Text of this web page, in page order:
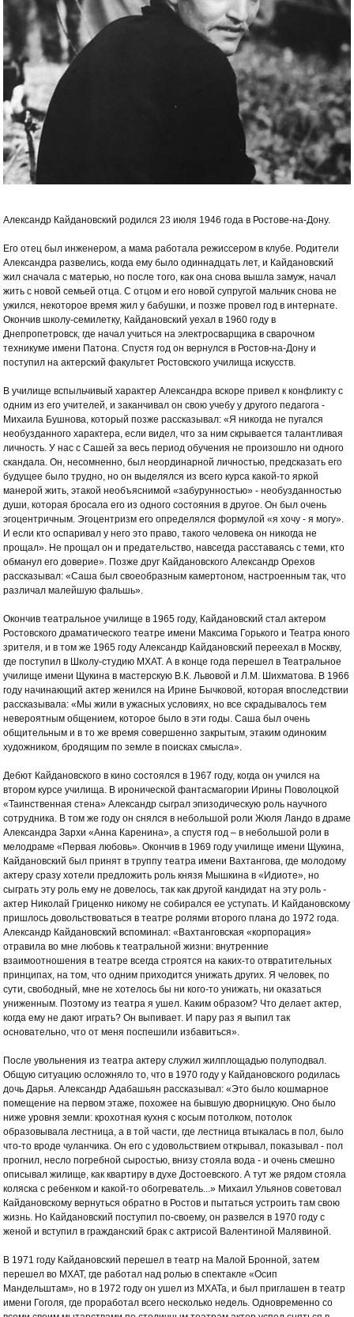
Александр Кайдановский родился 23 июля 1946 года в Ростове-на-Дону.
Его отец был инженером, а мама работала режиссером в клубе. Родители
Александра развелись, когда ему было одиннадцать лет, и Кайдановский
жил сначала с матерью, но после того, как она снова вышла замуж, начал
жить с новой семьей отца. С отцом и его новой супругой мальчик снова не
ужился, некоторое время жил у бабушки, и позже провел год в интернате.
Окончив школу-семилетку, Кайдановский уехал в 1960 году в
Днепропетровск, где начал учиться на электросварщика в сварочном
техникуме имени Патона. Спустя год он вернулся в Ростов-на-Дону и
поступил на актерский факультет Ростовского училища искусств.
В училище вспыльчивый характер Александра вскоре привел к конфликту с
одним из его учителей, и заканчивал он свою учебу у другого педагога -
Михаила Бушнова, который позже рассказывал: «Я никогда не пугался
необузданного характера, если видел, что за ним скрывается талантливая
личность. У нас с Сашей за весь период обучения не произошло ни одного
скандала. Он, несомненно, был неординарной личностью, предсказать его
будущее было трудно, но он выделялся из всего курса какой-то яркой
манерой жить, этакой необъяснимой «забурунностью» - необузданностью
души, которая бросала его из одного состояния в другое. Он был очень
эгоцентричным. Эгоцентризм его определялся формулой «я хочу - я могу».
И если кто оспаривал у него это право, такого человека он никогда не
прощал». Не прощал он и предательство, навсегда расставаясь с теми, кто
обманул его доверие». Позже друг Кайдановского Александр Орехов
рассказывал: «Саша был своеобразным камертоном, настроенным так, что
различал малейшую фальшь».
Окончив театральное училище в 1965 году, Кайдановский стал актером
Ростовского драматического театре имени Максима Горького и Театра юного
зрителя, и в том же 1965 году Александр Кайдановский переехал в Москву,
где поступил в Школу-студию МХАТ. А в конце года перешел в Театральное
училище имени Щукина в мастерскую В.К. Львовой и Л.М. Шихматова. В 1966
году начинающий актер женился на Ирине Бычковой, которая впоследствии
рассказывала: «Мы жили в ужасных условиях, но все скрадывалось тем
невероятным общением, которое было в эти годы. Саша был очень
общительным и в то же время совершенно закрытым, этаким одиноким
художником, бродящим по земле в поисках смысла».
Дебют Кайдановского в кино состоялся в 1967 году, когда он учился на
втором курсе училища. В иронической фантасмагории Ирины Поволоцкой
«Таинственная стена» Александр сыграл эпизодическую роль научного
сотрудника. В том же году он снялся в небольшой роли Жюля Ландо в драме
Александра Зархи «Анна Каренина», а спустя год – в небольшой роли в
мелодраме «Первая любовь». Окончив в 1969 году училище имени Щукина,
Кайдановский был принят в труппу театра имени Вахтангова, где молодому
актеру сразу хотели предложить роль князя Мышкина в «Идиоте», но
сыграть эту роль ему не довелось, так как другой кандидат на эту роль -
актер Николай Гриценко никому не собирался ее уступать. И Кайдановскому
пришлось довольствоваться в театре ролями второго плана до 1972 года.
Александр Кайдановский вспоминал: «Вахтанговская «корпорация»
отравила во мне любовь к театральной жизни: внутренние
взаимоотношения в театре всегда строятся на каких-то отвратительных
принципах, на том, что одним приходится унижать других. Я человек, по
сути, свободный, мне не хотелось бы ни кого-то унижать, ни оказаться
униженным. Поэтому из театра я ушел. Каким образом? Что делает актер,
когда ему не дают играть? Он выпивает. И пару раз я выпил так
основательно, что от меня поспешили избавиться».
После увольнения из театра актеру служил жилплощадью полуподвал.
Общую ситуацию осложняло то, что в 1970 году у Кайдановского родилась
дочь Дарья. Александр Адабашьян рассказывал: «Это было кошмарное
помещение на первом этаже, похожее на бывшую дворницкую. Оно было
ниже уровня земли: крохотная кухня с косым потолком, потолок
образовывала лестница, а в той части, где лестница втыкалась в пол, было
что-то вроде чуланчика. Он его с удовольствием открывал, показывал - пол
прогнил, несло погребной сыростью, внизу стояла вода - и очень смешно
описывал жилище, как квартиру в духе Достоевского. А тут же рядом стояла
коляска с ребенком и какой-то обогреватель...» Михаил Ульянов советовал
Кайдановскому вернуться обратно в Ростов и пытаться устроить там свою
жизнь. Но Кайдановский поступил по-своему, он развелся в 1970 году с
женой и вступил в гражданский брак с актрисой Валентиной Малявиной.
В 1971 году Кайдановский перешел в театр на Малой Бронной, затем
перешел во МХАТ, где работал над ролью в спектакле «Осип
Мандельштам», но в 1972 году он ушел из МХАТа, и был приглашен в театр
имени Гоголя, где проработал всего несколько недель. Одновременно со